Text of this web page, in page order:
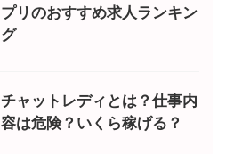
プリのおすすめ求人ランキン
グ
チャットレディとは？仕事内
容は危険？いくら稼げる？